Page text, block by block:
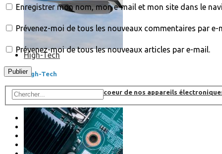
High-Tech
High-Tech
Les circuits imprimés, le coeur de nos appareils
Enregistrer mon nom, mon e-mail et mon site dans le
Prévenez-moi de tous les nouveaux commentaires par e-
Prévenez-moi de tous les nouveaux articles par e-mail.